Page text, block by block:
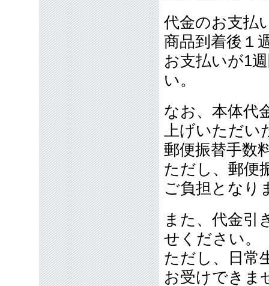
代金のお支払
商品到着後１
お支払いが1
い。
なお、本体代
上げいただい
郵便振替手数
ただし、郵便
ご負担となり
また、代金引
せください。
ただし、日常
お受けできま